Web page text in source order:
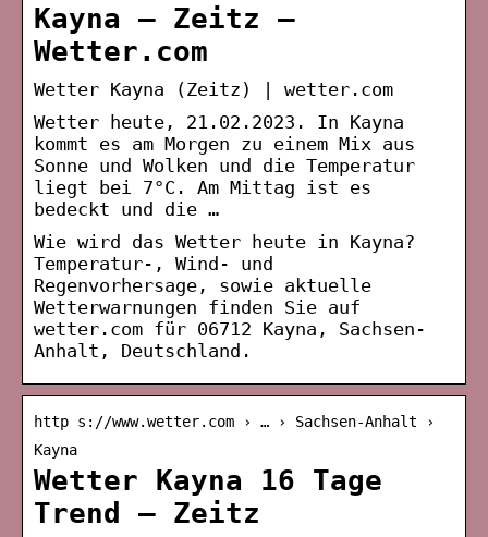
Kayna – Zeitz –
Wetter.com
Wetter Kayna (Zeitz) | wetter.com
Wetter heute, 21.02.2023. In Kayna
kommt es am Morgen zu einem Mix aus
Sonne und Wolken und die Temperatur
liegt bei 7°C. Am Mittag ist es
bedeckt und die …
Wie wird das Wetter heute in Kayna?
Temperatur-, Wind- und
Regenvorhersage, sowie aktuelle
Wetterwarnungen finden Sie auf
wetter.com für 06712 Kayna, Sachsen-
Anhalt, Deutschland.
http s://www.wetter.com › … › Sachsen-Anhalt ›
Kayna
Wetter Kayna 16 Tage
Trend – Zeitz